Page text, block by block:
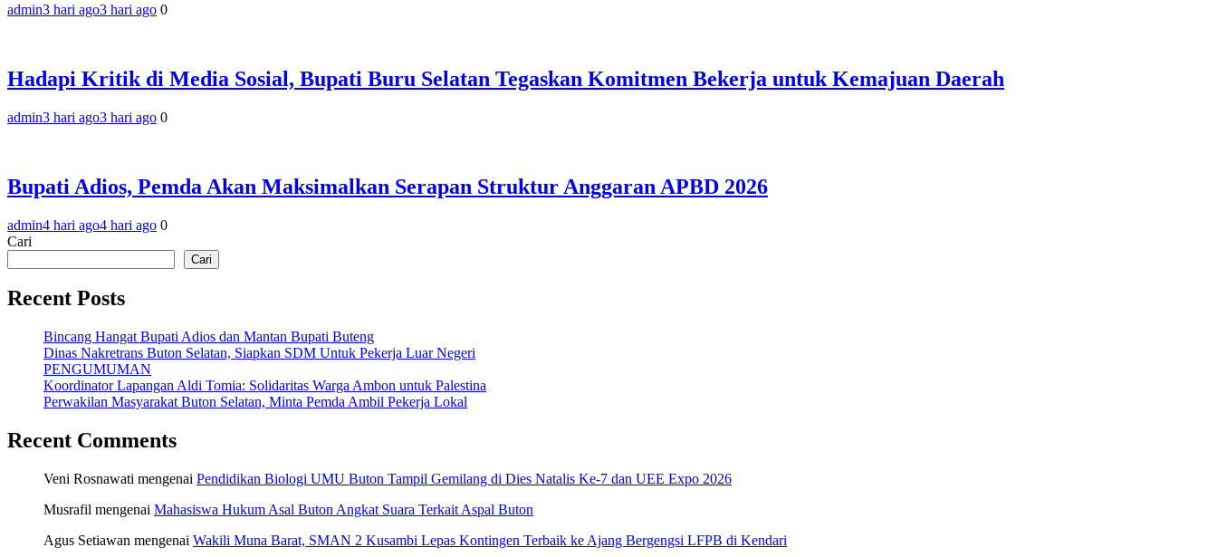
admin3 hari ago3 hari ago 0
Hadapi Kritik di Media Sosial, Bupati Buru Selatan Tegaskan Komitmen Bekerja untuk Kemajuan Daerah
admin3 hari ago3 hari ago 0
Bupati Adios, Pemda Akan Maksimalkan Serapan Struktur Anggaran APBD 2026
admin4 hari ago4 hari ago 0
Cari
Cari
Recent Posts
Bincang Hangat Bupati Adios dan Mantan Bupati Buteng
Dinas Nakretrans Buton Selatan, Siapkan SDM Untuk Pekerja Luar Negeri
PENGUMUMAN
Koordinator Lapangan Aldi Tomia: Solidaritas Warga Ambon untuk Palestina
Perwakilan Masyarakat Buton Selatan, Minta Pemda Ambil Pekerja Lokal
Recent Comments
Veni Rosnawati mengenai Pendidikan Biologi UMU Buton Tampil Gemilang di Dies Natalis Ke-7 dan UEE Expo 2026
Musrafil mengenai Mahasiswa Hukum Asal Buton Angkat Suara Terkait Aspal Buton
Agus Setiawan mengenai Wakili Muna Barat, SMAN 2 Kusambi Lepas Kontingen Terbaik ke Ajang Bergengsi LFPB di Kendari